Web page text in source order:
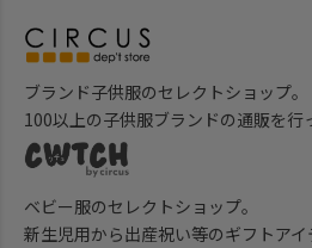
ブランド子供服のセレクトショップ。
100以上の子供服ブランドの通販を行
ベビー服のセレクトショップ。
新生児用から出産祝い等のギフトア